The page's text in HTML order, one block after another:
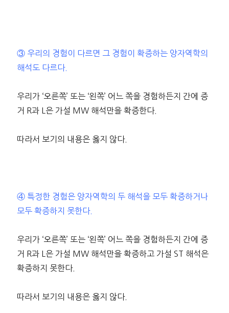
③ 우리의 경험이 다르면 그 경험이 확증하는 양자역학의
해석도 다르다.
우리가 ‘오른쪽’ 또는 ‘왼쪽’ 어느 쪽을 경험하든지 간에 증
거 R과 L은 가설 MW 해석만을 확증한다.
따라서 보기의 내용은 옳지 않다.
④ 특정한 경험은 양자역학의 두 해석을 모두 확증하거나
모두 확증하지 못한다.
우리가 ‘오른쪽’ 또는 ‘왼쪽’ 어느 쪽을 경험하든지 간에 증
거 R과 L은 가설 MW 해석만을 확증하고 가설 ST 해석은
확증하지 못한다.
따라서 보기의 내용은 옳지 않다.